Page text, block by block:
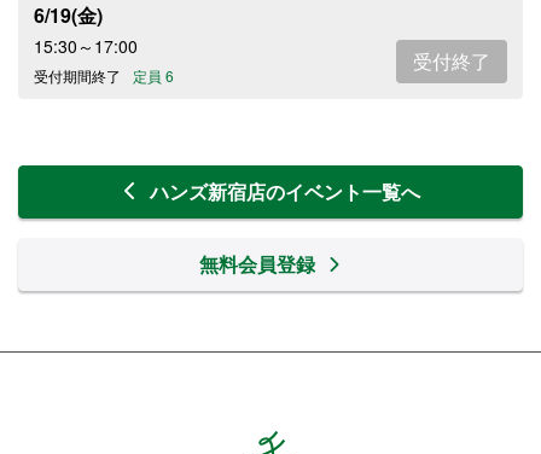
6/19(金)
15:30～17:00
受付期間終了 定員 6
受付終了
ハンズ新宿店のイベント一覧へ
無料会員登録